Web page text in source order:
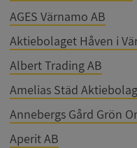
AGES Värnamo AB
Aktiebolaget Håven i
Albert Trading AB
Amelias Städ Aktiebolag
Annebergs Gård Grön
Aperit AB